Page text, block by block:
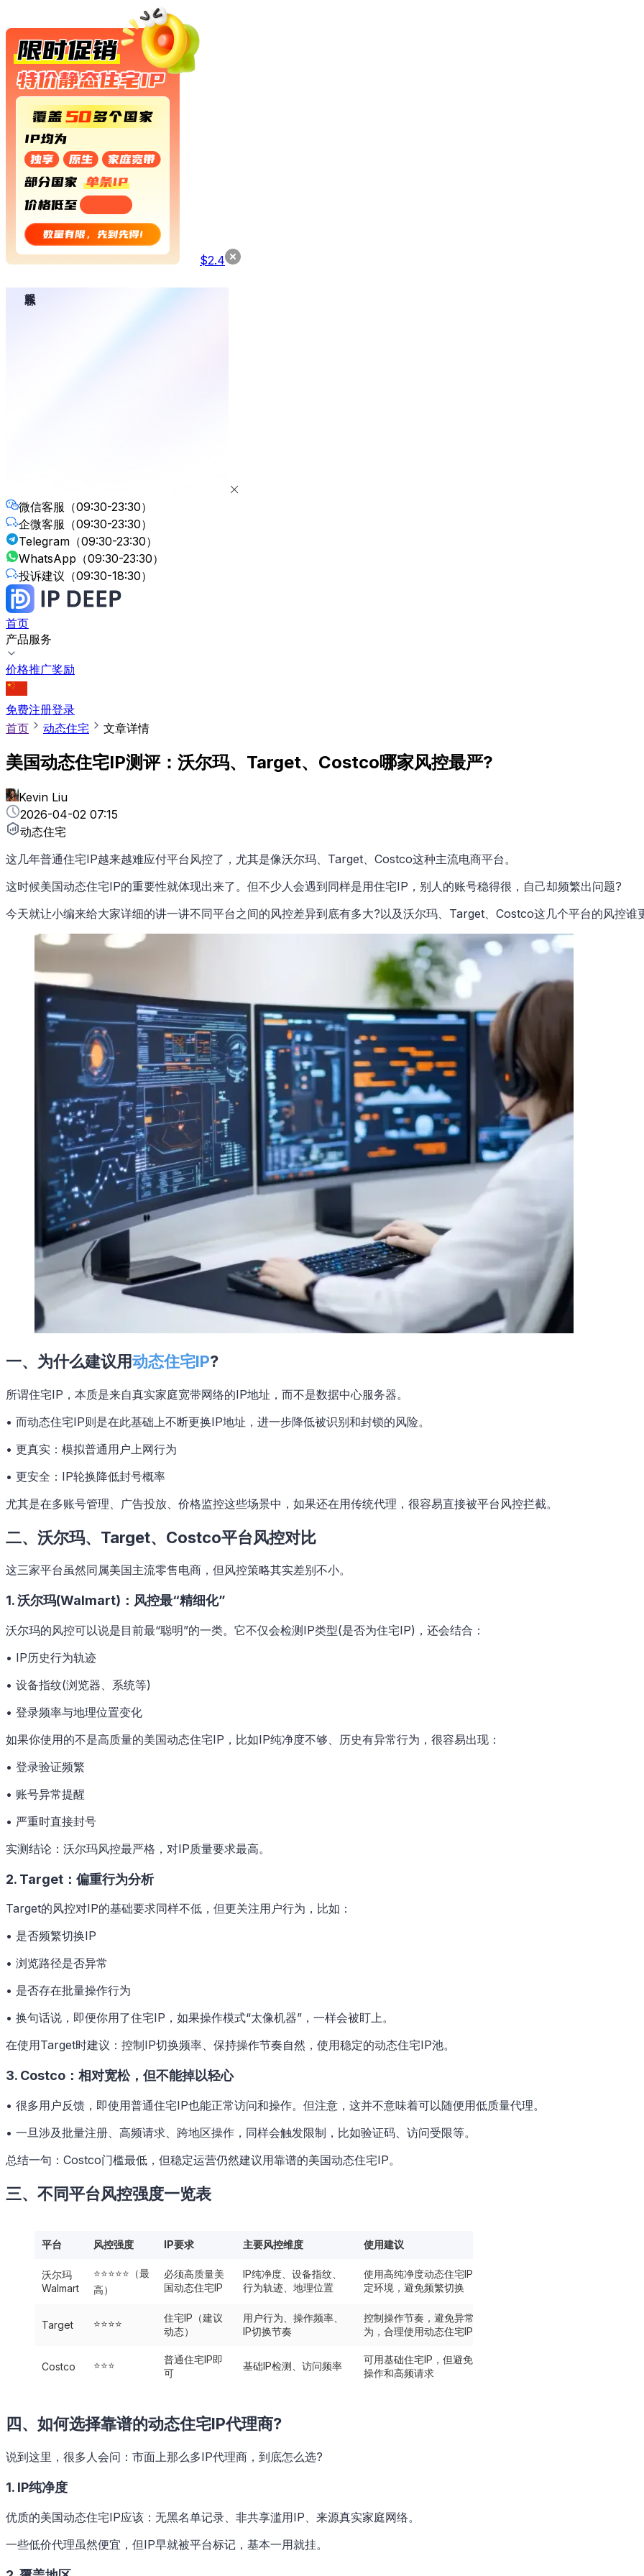
$2.4
微信客服 （09:30-23:30）
企微客服 （09:30-23:30）
Telegram （09:30-23:30）
WhatsApp （09:30-23:30）
投诉建议 （09:30-18:30）
首页
产品服务
价格推广奖励
免费注册登录
首页
动态住宅 文章详情
美国动态住宅IP测评：沃尔玛、Target、Costco哪家风控最严?
Kevin Liu
2026-04-02 07:15
动态住宅
这几年普通住宅IP越来越难应付平台风控了，尤其是像沃尔玛、Target、Costco这种主流电商平台。
这时候美国动态住宅IP的重要性就体现出来了。但不少人会遇到同样是用住宅IP，别人的账号稳得很，自己却频繁出问题?
今天就让小编来给大家详细的讲一讲不同平台之间的风控差异到底有多大?以及沃尔玛、Target、Costco这几个平台的风控谁
一、为什么建议用动态住宅IP?
所谓住宅IP，本质是来自真实家庭宽带网络的IP地址，而不是数据中心服务器。
• 而动态住宅IP则是在此基础上不断更换IP地址，进一步降低被识别和封锁的风险。
• 更真实：模拟普通用户上网行为
• 更安全：IP轮换降低封号概率
尤其是在多账号管理、广告投放、价格监控这些场景中，如果还在用传统代理，很容易直接被平台风控拦截。
二、沃尔玛、Target、Costco平台风控对比
这三家平台虽然同属美国主流零售电商，但风控策略其实差别不小。
1. 沃尔玛(Walmart)：风控最“精细化”
沃尔玛的风控可以说是目前最“聪明”的一类。它不仅会检测IP类型(是否为住宅IP)，还会结合：
• IP历史行为轨迹
• 设备指纹(浏览器、系统等)
• 登录频率与地理位置变化
如果你使用的不是高质量的美国动态住宅IP，比如IP纯净度不够、历史有异常行为，很容易出现：
• 登录验证频繁
• 账号异常提醒
• 严重时直接封号
实测结论：沃尔玛风控最严格，对IP质量要求最高。
2. Target：偏重行为分析
Target的风控对IP的基础要求同样不低，但更关注用户行为，比如：
• 是否频繁切换IP
• 浏览路径是否异常
• 是否存在批量操作行为
• 换句话说，即便你用了住宅IP，如果操作模式“太像机器”，一样会被盯上。
在使用Target时建议：控制IP切换频率、保持操作节奏自然，使用稳定的动态住宅IP池。
3. Costco：相对宽松，但不能掉以轻心
• 很多用户反馈，即使用普通住宅IP也能正常访问和操作。但注意，这并不意味着可以随便用低质量代理。
• 一旦涉及批量注册、高频请求、跨地区操作，同样会触发限制，比如验证码、访问受限等。
总结一句：Costco门槛最低，但稳定运营仍然建议用靠谱的美国动态住宅IP。
三、不同平台风控强度一览表
平台 风控强度 IP要求 主要风控维度 使用建议
沃尔玛
Walmart
⭐⭐⭐⭐⭐（最
高）
必须高质量美
国动态住宅IP
IP纯净度、设备指纹、
行为轨迹、地理位置
使用高纯净度动态住宅IP，固
定环境，避免频繁切换
Target ⭐⭐⭐⭐
住宅IP（建议
动态）
用户行为、操作频率、
IP切换节奏
控制操作节奏，避免异常行
为，合理使用动态住宅IP
Costco ⭐⭐⭐
普通住宅IP即
可
基础IP检测、访问频率
可用基础住宅IP，但避免批量
操作和高频请求
四、如何选择靠谱的动态住宅IP代理商?
说到这里，很多人会问：市面上那么多IP代理商，到底怎么选?
1. IP纯净度
优质的美国动态住宅IP应该：无黑名单记录、非共享滥用IP、来源真实家庭网络。
一些低价代理虽然便宜，但IP早就被平台标记，基本一用就挂。